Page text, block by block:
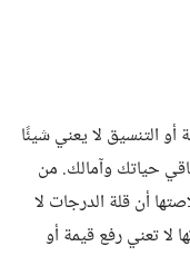
أو التنسيق لا يعني شيئًا
حياتك وآمالك. من
أن قلة الدرجات لا
لا تعني رفع قيمة أو